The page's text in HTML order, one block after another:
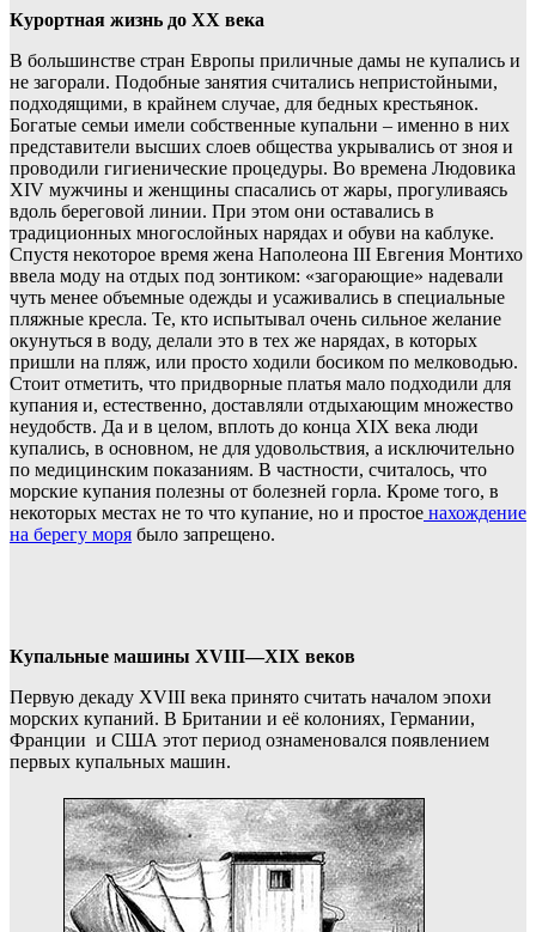
Курортная жизнь до XХ века
В большинстве стран Европы приличные дамы не купались и
не загорали. Подобные занятия считались непристойными,
подходящими, в крайнем случае, для бедных крестьянок.
Богатые семьи имели собственные купальни – именно в них
представители высших слоев общества укрывались от зноя и
проводили гигиенические процедуры. Во времена Людовика
XIV мужчины и женщины спасались от жары, прогуливаясь
вдоль береговой линии. При этом они оставались в
традиционных многослойных нарядах и обуви на каблуке.
Спустя некоторое время жена Наполеона III Евгения Монтихо
ввела моду на отдых под зонтиком: «загорающие» надевали
чуть менее объемные одежды и усаживались в специальные
пляжные кресла. Те, кто испытывал очень сильное желание
окунуться в воду, делали это в тех же нарядах, в которых
пришли на пляж, или просто ходили босиком по мелководью.
Стоит отметить, что придворные платья мало подходили для
купания и, естественно, доставляли отдыхающим множество
неудобств. Да и в целом, вплоть до конца XIX века люди
купались, в основном, не для удовольствия, а исключительно
по медицинским показаниям. В частности, считалось, что
морские купания полезны от болезней горла. Кроме того, в
некоторых местах не то что купание, но и простое нахождение
на берегу моря было запрещено.
Купальные машины XVIII—XIX веков
Первую декаду XVIII века принято считать началом эпохи
морских купаний. В Британии и её колониях, Германии,
Франции и США этот период ознаменовался появлением
первых купальных машин.